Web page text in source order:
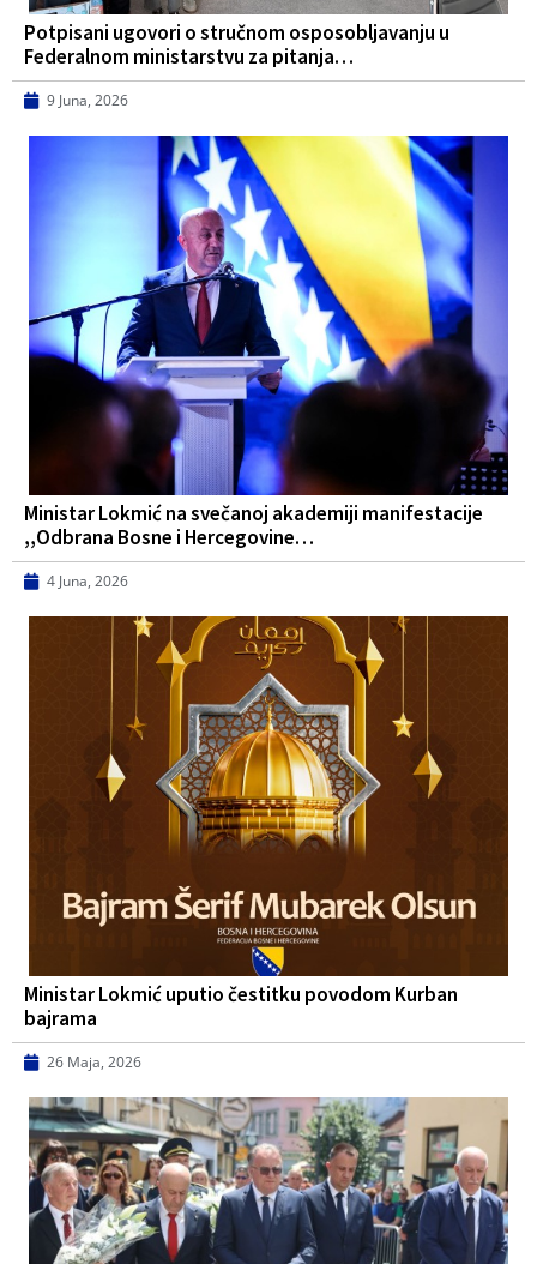
Potpisani ugovori o stručnom osposobljavanju u
Federalnom ministarstvu za pitanja…
9 Juna, 2026
Ministar Lokmić na svečanoj akademiji manifestacije
,,Odbrana Bosne i Hercegovine…
4 Juna, 2026
Ministar Lokmić uputio čestitku povodom Kurban
bajrama
26 Maja, 2026